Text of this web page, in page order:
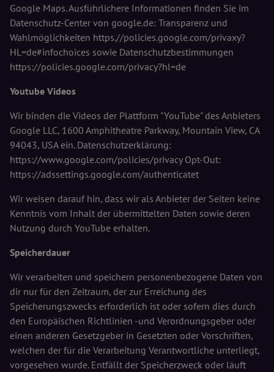
Google Maps. Ausführlichere Informationen finden Sie im
Datenschutz-Center von google.de: Transparenz und
Wahlmöglichkeiten https.//policies.google.com/privaxy?
HL=de#infochoices sowie Datenschutzbestimmungen
https://policies.google.com/privacy?hl=de
Youtube Videos
Wir binden die Videos der Plattform "YouTube" des Anbieters
Google LLC, 1600 Amphitheatre Parkway, Mountain View, CA
94043, USA ein. Datenschutzerklärung:
https://www.google.com/policies/privacy Opt-Out:
https://adssettings.google.com/authenticatet
Wir weisen darauf hin, dass wir als Anbieter der Seiten keine
Kenntnis vom Inhalt der übermittelten Daten sowie deren
Nutzung durch YouTube erhalten.
Speicherdauer
Wir verarbeiten und speichern personenbezogene Daten von
dir nur für den Zeitraum, der zur Erreichung des
Speicherungszwecks erforderlich ist oder sofern dies durch
den Europäischen Richtlinien -und Verordnungsgeber oder
einen anderen Gesetzgeber in Gesetzten oder Vorschriften,
welchen der für die Verarbeitung Verantwortliche unterliegt,
vorgesehen wurde. Entfällt der Speicherzweck oder läuft